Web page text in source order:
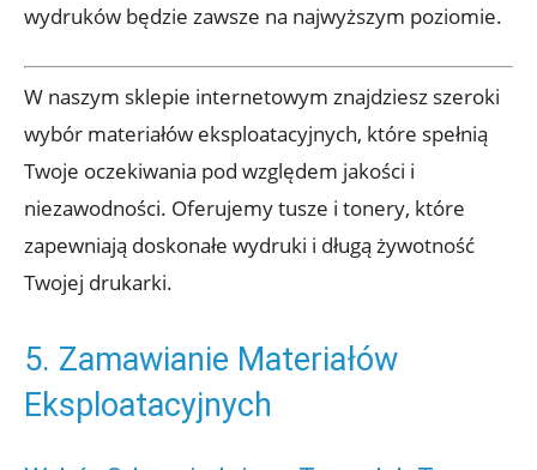
wydruków będzie zawsze na najwyższym poziomie.
W naszym sklepie internetowym znajdziesz szeroki
wybór materiałów eksploatacyjnych, które spełnią
Twoje oczekiwania pod względem jakości i
niezawodności. Oferujemy tusze i tonery, które
zapewniają doskonałe wydruki i długą żywotność
Twojej drukarki.
5. Zamawianie Materiałów
Eksploatacyjnych